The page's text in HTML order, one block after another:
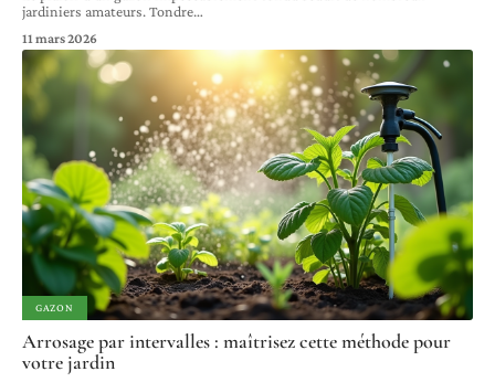
jardiniers amateurs. Tondre…
11 mars 2026
GAZON
Arrosage par intervalles : maîtrisez cette méthode pour
votre jardin